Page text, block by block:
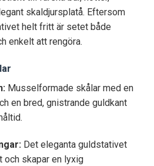
skaldjursplatå. Eftersom
helt fritt är setet både
enkelt att rengöra.
Musselformade skålar med en
en bred, gnistrande guldkant
Det eleganta guldstativet
och skapar en lyxig